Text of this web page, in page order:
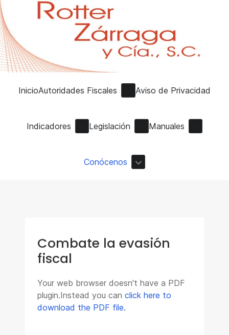
InicioAutoridades Fiscales Aviso de Privacidad
Indicadores Legislación Manuales
Conócenos
Combate la evasión
fiscal
Your web browser doesn't have a PDF
plugin.Instead you can click here to
download the PDF file.